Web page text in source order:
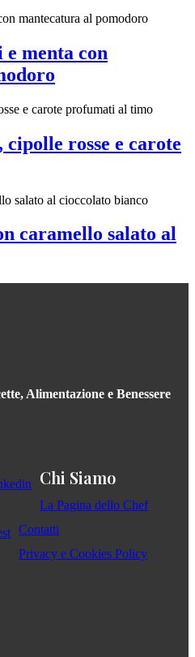
menta con
rosse e carote
caramello salato al
Alimentazione e Benessere
Chi Siamo
La Pagina dello Chef
Contatti
Privacy e Cookies Policy